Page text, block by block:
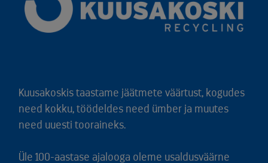
Kuusakoskis taastame jäätmete väärtust, kogudes
need kokku, töödeldes need ümber ja muutes
need uuesti tooraineks.
Üle 100-aastase ajalooga oleme usaldusväärne